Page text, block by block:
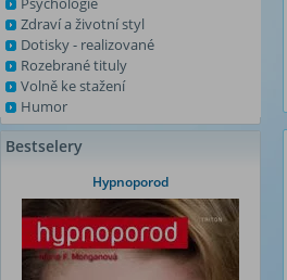
Zdraví a životní styl
Dotisky - realizované
Rozebrané tituly
Volně ke stažení
Humor
Bestselery
Hypnoporod